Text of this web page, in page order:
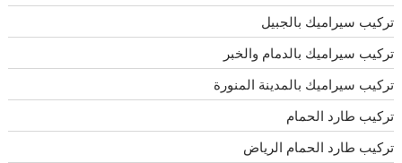
تركيب سيراميك بالجبيل
تركيب سيراميك بالدمام والخبر
تركيب سيراميك بالمدينة المنورة
تركيب طارد الحمام
تركيب طارد الحمام الرياض